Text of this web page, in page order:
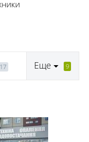
17 Еще 9